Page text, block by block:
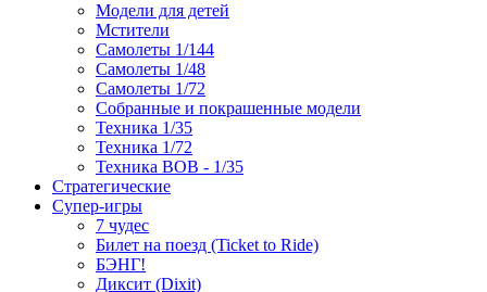
Модели для детей
Мстители
Самолеты 1/144
Самолеты 1/48
Самолеты 1/72
Собранные и покрашенные модели
Техника 1/35
Техника 1/72
Техника ВОВ - 1/35
Стратегические
Супер-игры
7 чудес
Билет на поезд (Ticket to Ride)
БЭНГ!
Диксит (Dixit)